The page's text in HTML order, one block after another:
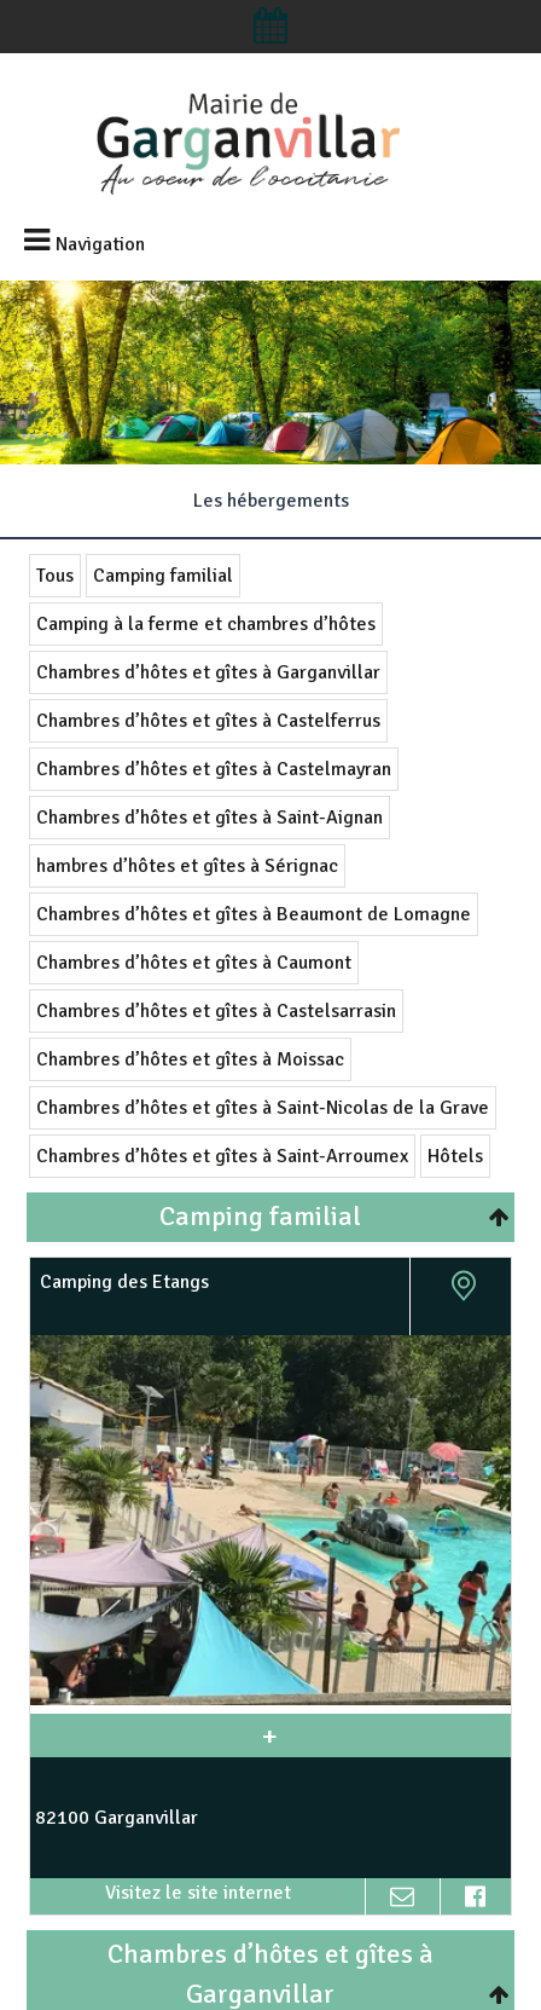
Navigation
Les hébergements
Tous
Camping familial
Camping à la ferme et chambres d’hôtes
Chambres d’hôtes et gîtes à Garganvillar
Chambres d’hôtes et gîtes à Castelferrus
Chambres d’hôtes et gîtes à Castelmayran
Chambres d’hôtes et gîtes à Saint-Aignan
hambres d’hôtes et gîtes à Sérignac
Chambres d’hôtes et gîtes à Beaumont de Lomagne
Chambres d’hôtes et gîtes à Caumont
Chambres d’hôtes et gîtes à Castelsarrasin
Chambres d’hôtes et gîtes à Moissac
Chambres d’hôtes et gîtes à Saint-Nicolas de la Grave
Chambres d’hôtes et gîtes à Saint-Arroumex
Hôtels
Camping familial
Camping des Etangs
82100 Garganvillar
Chambres d’hôtes et gîtes à
Garganvillar